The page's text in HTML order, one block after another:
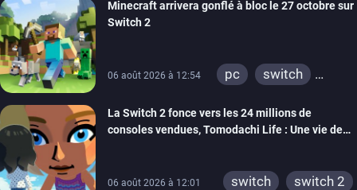
Minecraft arrivera gonflé à bloc le 27 octobre sur
Switch 2
06 août 2026 à 12:54 pc
switch
xbox one
wiiu
3ds
ps3
switch 2
La Switch 2 fonce vers les 24 millions de
consoles vendues, Tomodachi Life : Une vie de
06 août 2026 à 12:01 switch switch 2